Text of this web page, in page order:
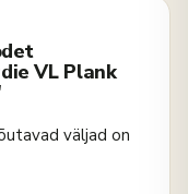
VL Plank
väljad on